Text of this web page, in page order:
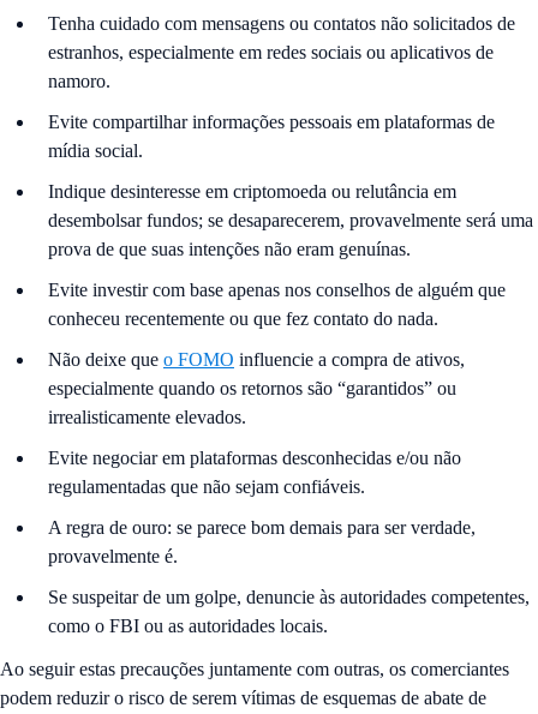
Tenha cuidado com mensagens ou contatos não solicitados de
estranhos, especialmente em redes sociais ou aplicativos de
namoro.
Evite compartilhar informações pessoais em plataformas de
mídia social.
Indique desinteresse em criptomoeda ou relutância em
desembolsar fundos; se desaparecerem, provavelmente será uma
prova de que suas intenções não eram genuínas.
Evite investir com base apenas nos conselhos de alguém que
conheceu recentemente ou que fez contato do nada.
Não deixe que o FOMO influencie a compra de ativos,
especialmente quando os retornos são “garantidos” ou
irrealisticamente elevados.
Evite negociar em plataformas desconhecidas e/ou não
regulamentadas que não sejam confiáveis.
A regra de ouro: se parece bom demais para ser verdade,
provavelmente é.
Se suspeitar de um golpe, denuncie às autoridades competentes,
como o FBI ou as autoridades locais.
Ao seguir estas precauções juntamente com outras, os comerciantes
podem reduzir o risco de serem vítimas de esquemas de abate de